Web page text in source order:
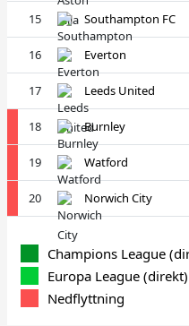
15 Southampton FC
16 Everton
17 Leeds United
18 Burnley
19 Watford
20 Norwich City
Champions League
Europa League (direkt)
Nedflyttning